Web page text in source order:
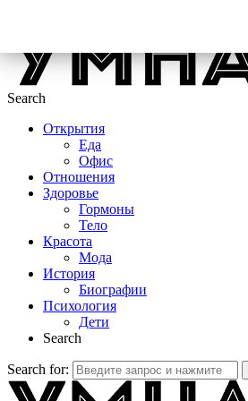
Search
Открытия
Еда
Офис
Отношения
Здоровье
Гормоны
Тело
Красота
Мода
История
Биографии
Психология
Дети
Search
Search for: